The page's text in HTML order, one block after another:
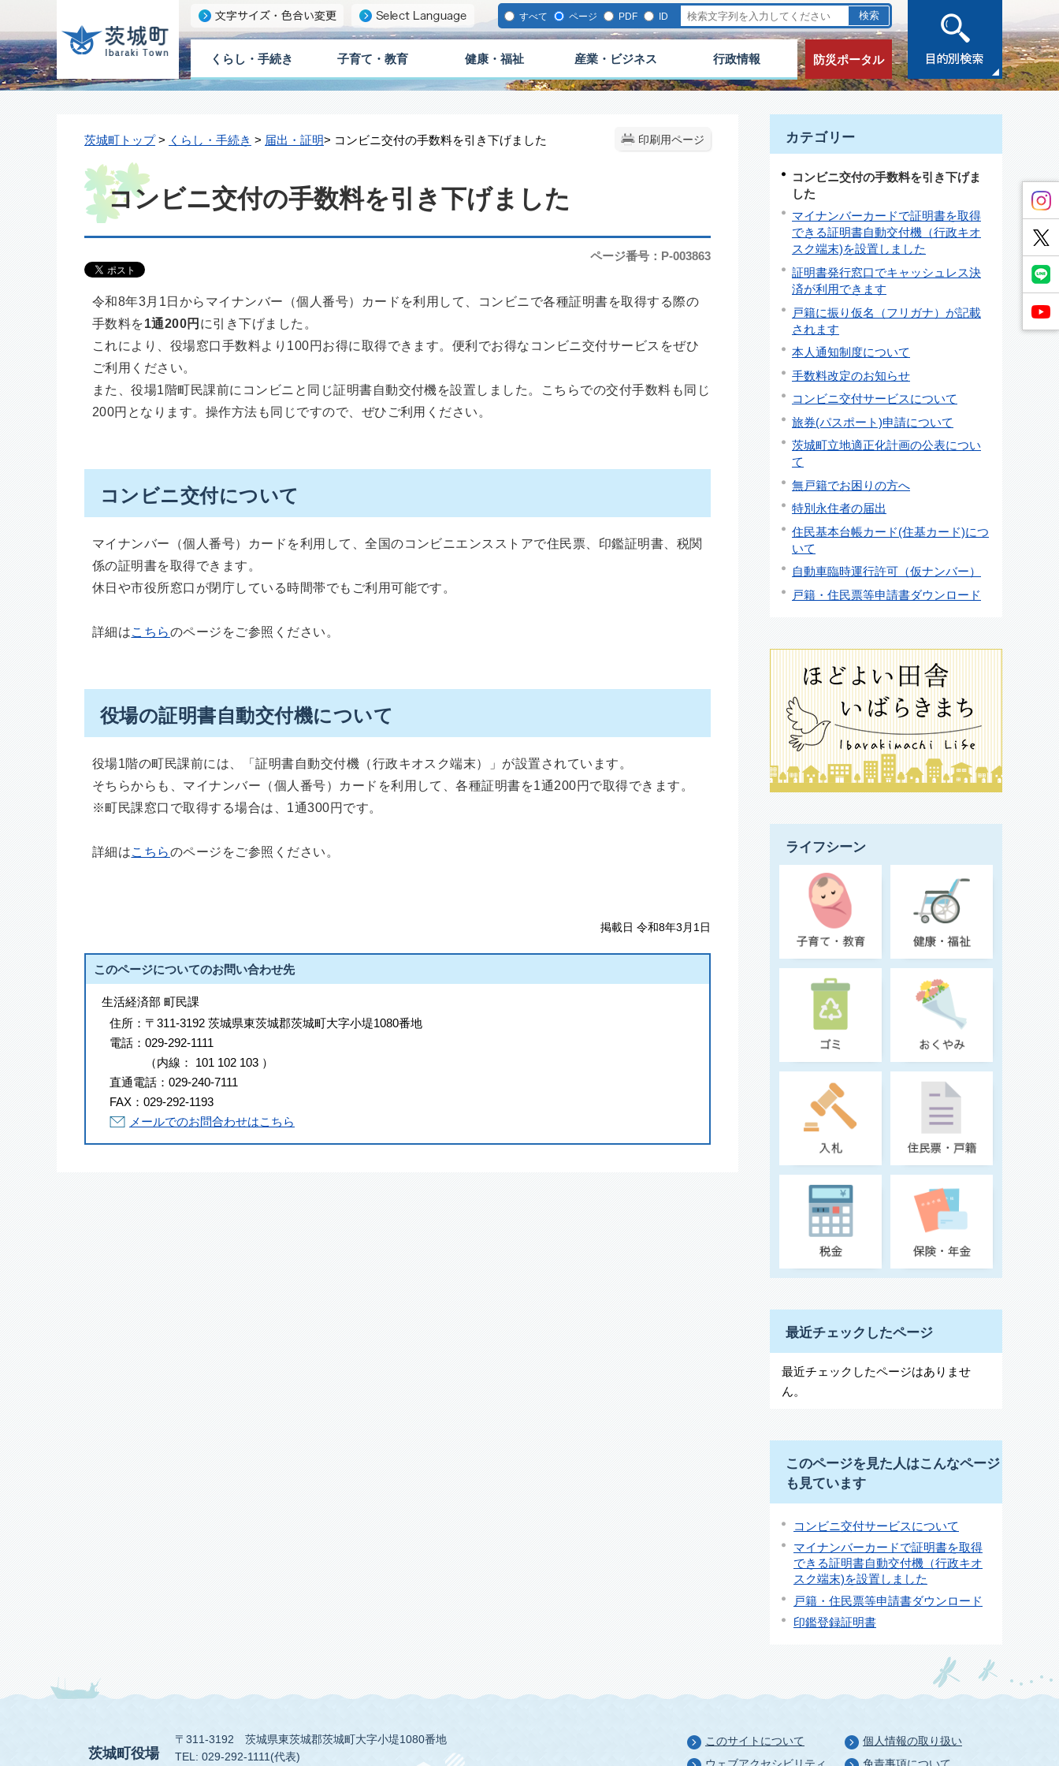
すべて ページ PDF ID
くらし・手続き 子育て・教育 健康・福祉 産業・ビジネス 行政情報 防災ポータル
印刷用ページ
茨城町トップ> くらし・手続き > 届出・証明> コンビニ交付の手数料を引き下げました
コンビニ交付の手数料を引き下げました
ページ番号：P-003863
令和8年3月1日からマイナンバー（個人番号）カードを利用して、コンビニで各種証明書を取得する際の
手数料を1通200円 に引き下げました。
これにより、役場窓口手数料より100円お得に取得できます。便利でお得なコンビニ交付サービスをぜひ
ご利用ください。
また、役場1階町民課前にコンビニと同じ証明書自動交付機を設置しました。こちらでの交付手数料も同じ
200円となります。操作方法も同じですので、ぜひご利用ください。
コンビニ交付について
マイナンバー（個人番号）カードを利用して、全国のコンビニエンスストアで住民票、印鑑証明書、税関
係の証明書を取得できます。
休日や市役所窓口が閉庁している時間帯でもご利用可能です。
詳細はこちらのページをご参照ください。
役場の証明書自動交付機について
役場1階の町民課前には、「証明書自動交付機（行政キオスク端末）」が設置されています。
そちらからも、マイナンバー（個人番号）カードを利用して、各種証明書を1通200円で取得できます。
※町民課窓口で取得する場合は、1通300円です。
詳細はこちらのページをご参照ください。
掲載日 令和8年3月1日
このページについてのお問い合わせ先
生活経済部 町民課
住所： 〒311-3192 茨城県東茨城郡茨城町大字小堤1080番地
電話： 029-292-1111
（内線 ： 101 102 103 ）
直通電話： 029-240-7111
FAX： 029-292-1193
メールでのお問合わせはこちら
カテゴリー
コンビニ交付の手数料を引き下げま
した
マイナンバーカードで証明書を取得
できる証明書自動交付機（行政キオ
スク端末)を設置しました
証明書発行窓口でキャッシュレス決
済が利用できます
戸籍に振り仮名（フリガナ）が記載
されます
本人通知制度について
手数料改定のお知らせ
コンビニ交付サービスについて
旅券(パスポート)申請について
茨城町立地適正化計画の公表につい
て
無戸籍でお困りの方へ
特別永住者の届出
住民基本台帳カード(住基カード)につ
いて
自動車臨時運行許可（仮ナンバー）
戸籍・住民票等申請書ダウンロード
ライフシーン
最近チェックしたページ
最近チェックしたページはありませ
ん。
このページを見た人はこんなページ
も見ています
コンビニ交付サービスについて
マイナンバーカードで証明書を取得
できる証明書自動交付機（行政キオ
スク端末)を設置しました
戸籍・住民票等申請書ダウンロード
印鑑登録証明書
茨城町役場
〒311-3192
茨城県東茨城郡茨城町大字小堤1080番地
TEL: 029-292-1111(代表)
このサイトについて
個人情報の取り扱い